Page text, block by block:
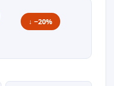
↓ −20%